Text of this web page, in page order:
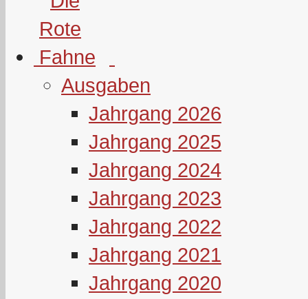
Ausgaben
Jahrgang 2026
Jahrgang 2025
Jahrgang 2024
Jahrgang 2023
Jahrgang 2022
Jahrgang 2021
Jahrgang 2020